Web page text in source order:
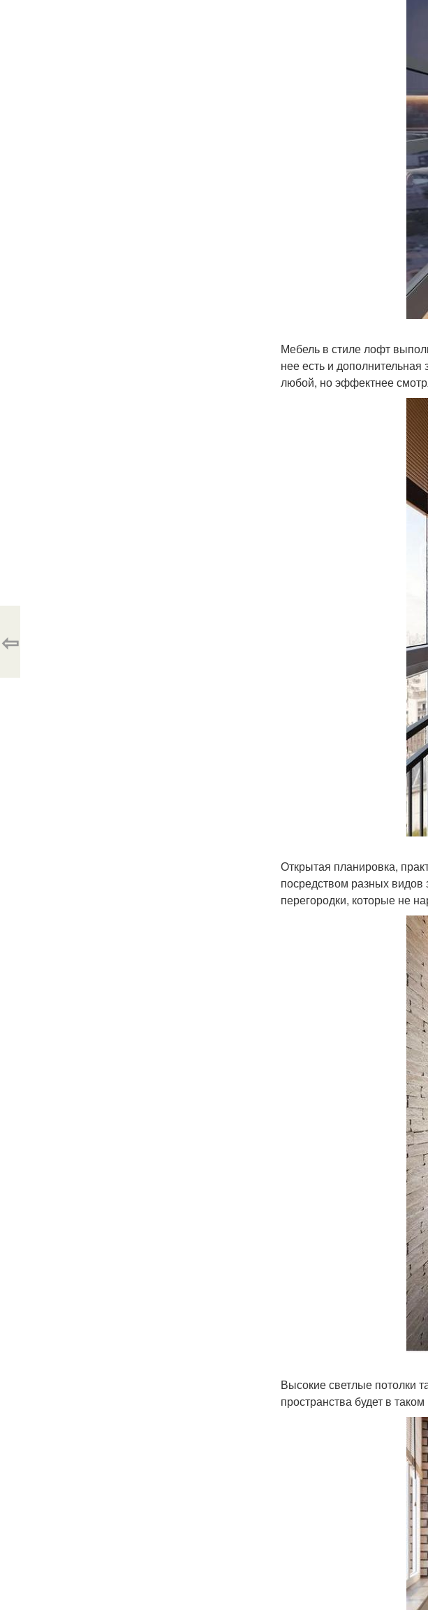
Мебель в стиле лофт
нее есть и
любой, но эффектнее
Открытая планировка,
посредством разных
перегородки, которые не
Высокие светлые потолки
пространства будет в
⇦